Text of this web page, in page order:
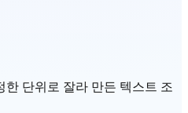
한 단위로 잘라 만든 텍스트 조